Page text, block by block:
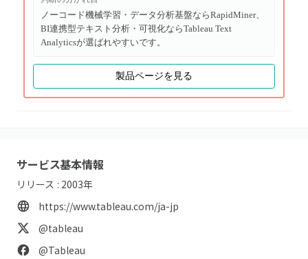
ノーコード機械学習・データ分析基盤ならRapidMiner、
BI連携型テキスト分析・可視化ならTableau Text
Analyticsが選ばれやすいです。
製品ページを見る
サービス基本情報
リリース : 2003年
https://www.tableau.com/ja-jp
@tableau
@Tableau